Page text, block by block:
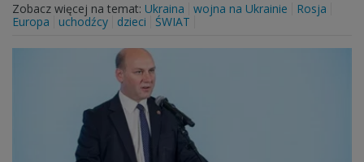
Zobacz więcej na temat: Ukraina wojna na Ukrainie
Rosja
Europa
uchodźcy dzieci ŚWIAT